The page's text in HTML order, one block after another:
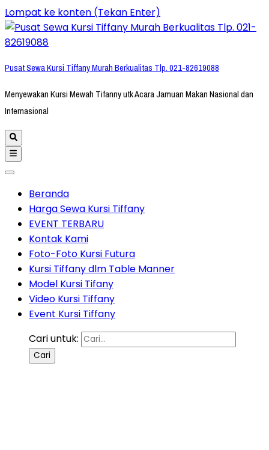
Lompat ke konten (Tekan Enter)
Pusat Sewa Kursi Tiffany Murah Berkualitas Tlp. 021-82619088
Menyewakan Kursi Mewah Tifanny utk Acara Jamuan Makan Nasional dan
Internasional
Beranda
Harga Sewa Kursi Tiffany
EVENT TERBARU
Kontak Kami
Foto-Foto Kursi Futura
Kursi Tiffany dlm Table Manner
Model Kursi Tifany
Video Kursi Tiffany
Event Kursi Tiffany
Cari untuk: